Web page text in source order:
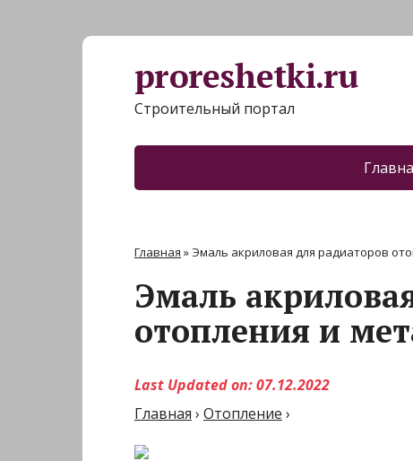
proreshetki.ru
Строительный портал
Главная » Эмаль акриловая для радиаторов
Эмаль
отопления и
Last Updated on: 07.12.2022
Главная › Отопление ›